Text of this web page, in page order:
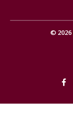
© 2026